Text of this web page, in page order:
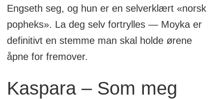
Engseth seg, og hun er en selverklært «norsk
popheks». La deg selv fortrylles — Moyka er
definitivt en stemme man skal holde ørene
åpne for fremover.
Kaspara – Som meg